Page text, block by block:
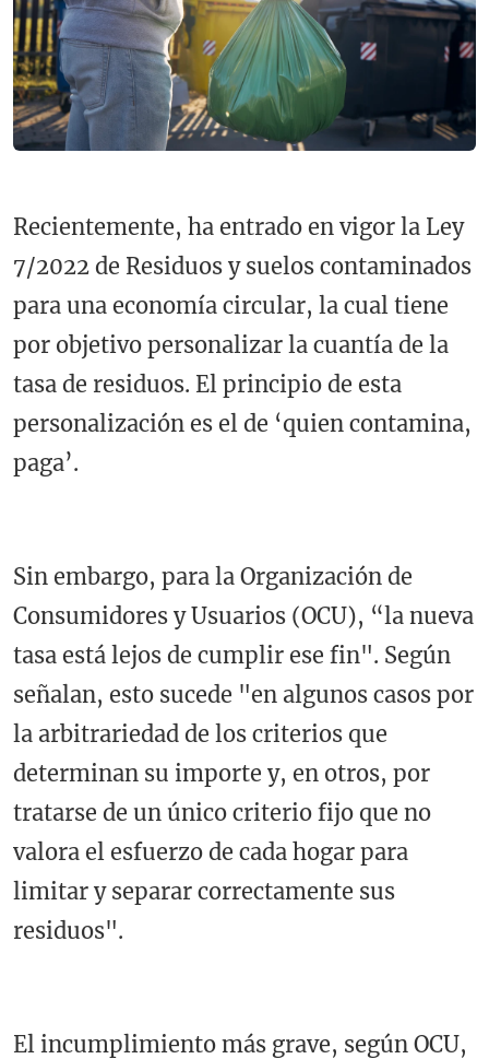
Recientemente, ha entrado en vigor la Ley
7/2022 de Residuos y suelos contaminados
para una economía circular, la cual tiene
por objetivo personalizar la cuantía de la
tasa de residuos. El principio de esta
personalización es el de ‘quien contamina,
paga’.
Sin embargo, para la Organización de
Consumidores y Usuarios (OCU), “la nueva
tasa está lejos de cumplir ese fin". Según
señalan, esto sucede "en algunos casos por
la arbitrariedad de los criterios que
determinan su importe y, en otros, por
tratarse de un único criterio fijo que no
valora el esfuerzo de cada hogar para
limitar y separar correctamente sus
residuos".
El incumplimiento más grave, según OCU,